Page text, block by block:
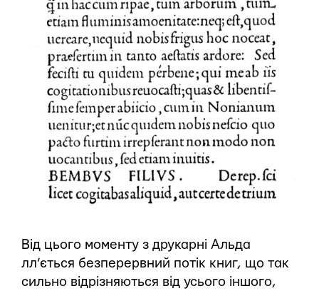
Від цього моменту з друкарні Альда
лл’ється безперервний потік книг, що так
сильно відрізняються від усього іншого,